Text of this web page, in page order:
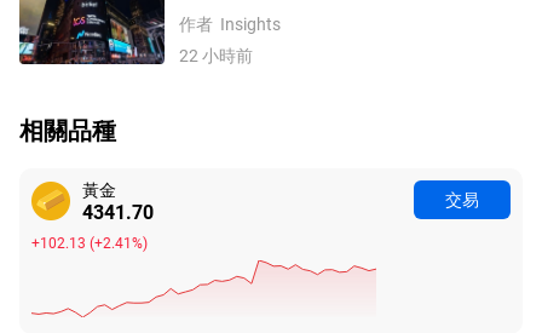
數、費半指數、納指100技術分析
作者 Insights
22 小時前
相關品種
黃金
4341.70
+102.13 (+2.41%)
交易